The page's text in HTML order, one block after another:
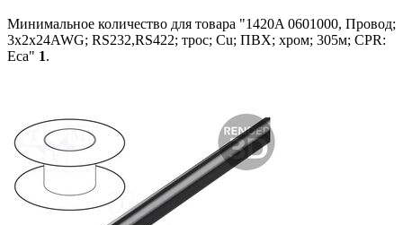
Минимальное количество для товара "1420A 0601000, Провод;
3x2x24AWG; RS232,RS422; трос; Cu; ПВХ; хром; 305м; CPR:
Eca" 1.